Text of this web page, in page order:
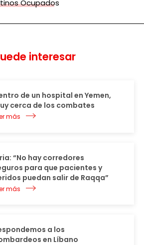
Ocupados
interesar
de un hospital en Yemen,
cerca de los combates
más
“No hay corredores
para que pacientes y
puedan salir de Raqqa”
más
a los
en Líbano